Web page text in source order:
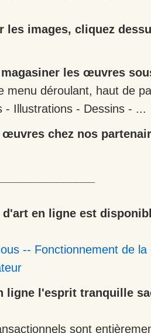
les images, cliquez
magasiner les œuvres
menu déroulant, haut de
- Illustrations - Dessins - ...
œuvres chez nos
en ligne est
-- Fonctionnement de
ligne l'esprit tranquille
sont